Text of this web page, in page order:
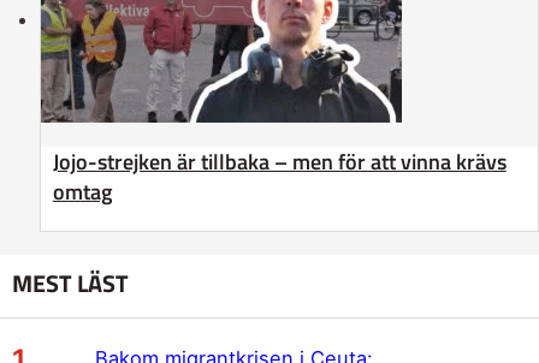
Jojo-strejken är tillbaka – men för att vinna krävs
omtag
MEST LÄST
Bakom migrantkrisen i Ceuta: